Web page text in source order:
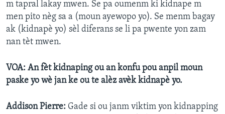
m tapral lakay mwen. Se pa oumenm ki kidnape m
men pito nèg sa a (moun ayewopo yo). Se menm bagay
ak (kidnapè yo) sèl diferans se li pa pwente yon zam
nan tèt mwen.
VOA: An fèt kidnaping ou an konfu pou anpil moun
paske yo wè jan ke ou te alèz avèk kidnapè yo.
Addison Pierre: Gade si ou janm viktim yon kidnapping